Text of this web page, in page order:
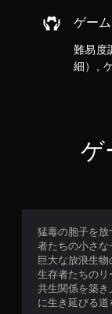
ゲー
難易度
細）,
き
セ
ー
ブ
ろ
か
を
再
開
で
き
ま
ゲ
猛毒の胞子を
者たちの小さ
巨大な放浪生物
生存者たちの
共生関係を築
に生き延びる道